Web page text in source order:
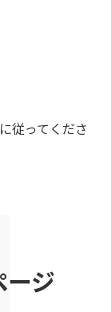
従ってくださ
ジ